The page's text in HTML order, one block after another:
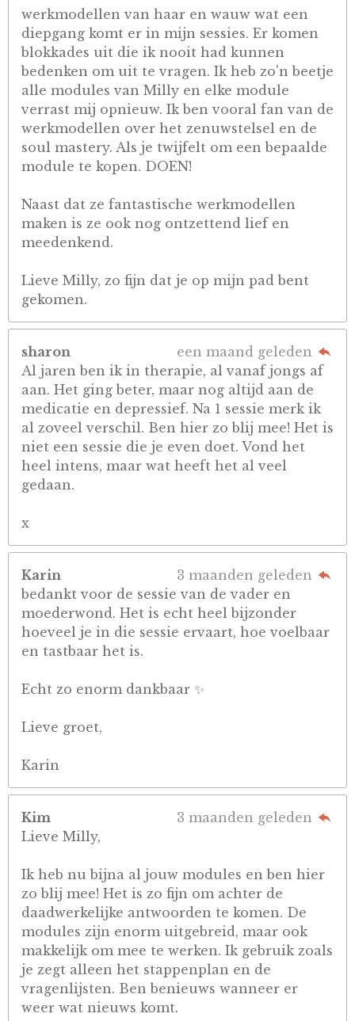
werkmodellen van haar en wauw wat een
diepgang komt er in mijn sessies. Er komen
blokkades uit die ik nooit had kunnen
bedenken om uit te vragen. Ik heb zo'n beetje
alle modules van Milly en elke module
verrast mij opnieuw. Ik ben vooral fan van de
werkmodellen over het zenuwstelsel en de
soul mastery. Als je twijfelt om een bepaalde
module te kopen. DOEN!
Naast dat ze fantastische werkmodellen
maken is ze ook nog ontzettend lief en
meedenkend.
Lieve Milly, zo fijn dat je op mijn pad bent
gekomen.
sharon
een maand geleden
Al jaren ben ik in therapie, al vanaf jongs af
aan. Het ging beter, maar nog altijd aan de
medicatie en depressief. Na 1 sessie merk ik
al zoveel verschil. Ben hier zo blij mee! Het is
niet een sessie die je even doet. Vond het
heel intens, maar wat heeft het al veel
gedaan.
x
Karin
3 maanden geleden
bedankt voor de sessie van de vader en
moederwond. Het is echt heel bijzonder
hoeveel je in die sessie ervaart, hoe voelbaar
en tastbaar het is.
Echt zo enorm dankbaar ✨
Lieve groet,
Karin
Kim
3 maanden geleden
Lieve Milly,
Ik heb nu bijna al jouw modules en ben hier
zo blij mee! Het is zo fijn om achter de
daadwerkelijke antwoorden te komen. De
modules zijn enorm uitgebreid, maar ook
makkelijk om mee te werken. Ik gebruik zoals
je zegt alleen het stappenplan en de
vragenlijsten. Ben benieuws wanneer er
weer wat nieuws komt.